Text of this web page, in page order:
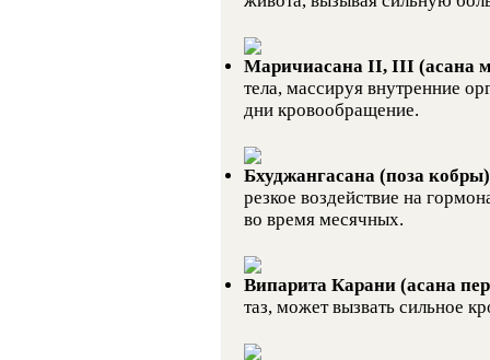
Маричиасана II, III (асана
тела, массируя внутренние
дни кровообращение.
Бхуджангасана (поза
резкое воздействие на
во время месячных.
Випарита Карани (асана
таз, может вызвать сильное